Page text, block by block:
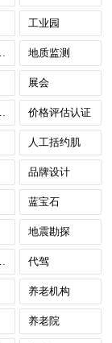
工业园
地质监测
展会
价格评估认证
人工括约肌
品牌设计
蓝宝石
地震勘探
代驾
养老机构
养老院